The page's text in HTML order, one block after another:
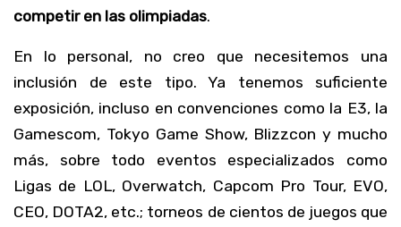
competir en las olimpiadas.
En lo personal, no creo que necesitemos una
inclusión de este tipo. Ya tenemos suficiente
exposición, incluso en convenciones como la E3, la
Gamescom, Tokyo Game Show, Blizzcon y mucho
más, sobre todo eventos especializados como
Ligas de LOL, Overwatch, Capcom Pro Tour, EVO,
CEO, DOTA2, etc.; torneos de cientos de juegos que